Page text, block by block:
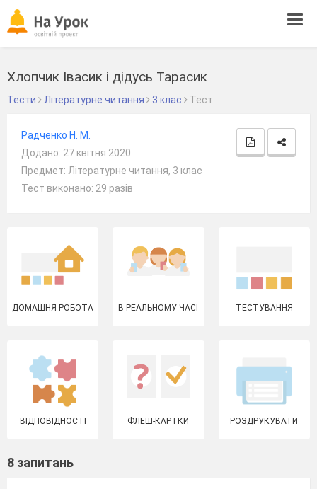
Хлопчик Івасик і дідусь Тарасик
Тести Літературне читання 3 клас Тест
Радченко Н. М.
Додано: 27 квітня 2020
Предмет: Літературне читання, 3 клас
Тест виконано: 29 разів
ДОМАШНЯ РОБОТА В РЕАЛЬНОМУ ЧАСІ ТЕСТУВАННЯ
ВІДПОВІДНОСТІ ФЛЕШ-КАРТКИ РОЗДРУКУВАТИ
8 запитань